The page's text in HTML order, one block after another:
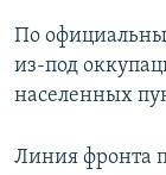
По
из-под
населенных
Линия фронта